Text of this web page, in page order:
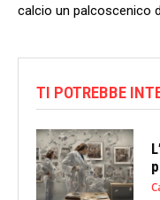
‍calcio un palcoscenico
TI POTREBBE